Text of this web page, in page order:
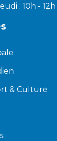
: 10h - 12h
& Culture